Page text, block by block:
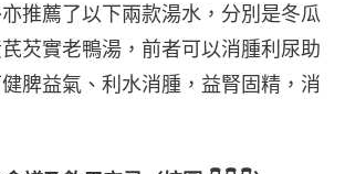
推薦了以下兩款湯水，分別是冬瓜
芡實老鴨湯，前者可以消腫利尿助
脾益氣、利水消腫，益腎固精，消